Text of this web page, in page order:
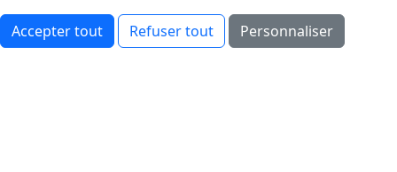
Accepter tout Refuser tout Personnaliser